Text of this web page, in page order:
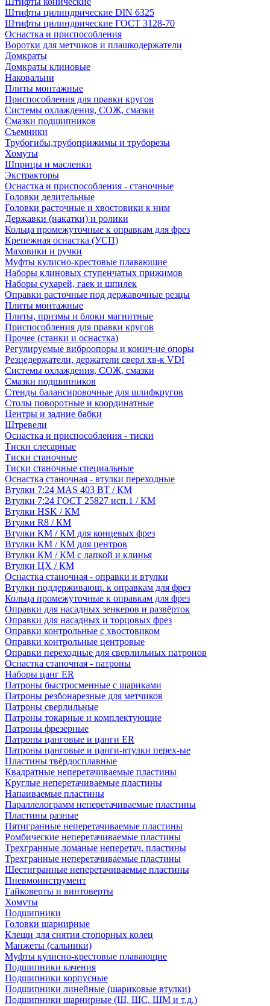
Штифты цилиндрические DIN 6325
Штифты цилиндрические ГОСТ 3128-70
Оснастка и приспособления
Воротки для метчиков и плашкодержатели
Домкраты
Домкраты клиновые
Наковальни
Плиты монтажные
Приспособления для правки кругов
Системы охлаждения, СОЖ, смазки
Смазки подшипников
Съемники
Трубогибы,трубоприжимы и труборезы
Хомуты
Шприцы и масленки
Экстракторы
Оснастка и приспособления - станочные
Головки делительные
Головки расточные и хвостовики к ним
Державки (накатки) и ролики
Кольца промежуточные к оправкам для фрез
Крепежная оснастка (УСП)
Маховики и ручки
Муфты кулисно-крестовые плавающие
Наборы клиновых ступенчатых прижимов
Наборы сухарей, гаек и шпилек
Оправки расточные под державочные резцы
Плиты монтажные
Плиты, призмы и блоки магнитные
Приспособления для правки кругов
Прочее (станки и оснастка)
Регулируемые виброопоры и конич-ие опоры
Резцедержатели, держатели сверл хв-к VDI
Системы охлаждения, СОЖ, смазки
Смазки подшипников
Стенды балансировочные для шлифкругов
Столы поворотные и координатные
Центры и задние бабки
Штревели
Оснастка и приспособления - тиски
Тиски слесарные
Тиски станочные
Тиски станочные специальные
Оснастка станочная - втулки переходные
Втулки 7:24 MAS 403 BT / КМ
Втулки 7:24 ГОСТ 25827 исп.1 / КМ
Втулки HSK / КМ
Втулки R8 / КМ
Втулки КМ / КМ для концевых фрез
Втулки КМ / КМ для центров
Втулки КМ / КМ с лапкой и клинья
Втулки ЦХ / КМ
Оснастка станочная - оправки и втулки
Втулки поддерживающ. к оправкам для фрез
Кольца промежуточные к оправкам для фрез
Оправки для насадных зенкеров и развёрток
Оправки для насадных и торцовых фрез
Оправки контрольные с хвостовиком
Оправки контрольные центровые
Оправки переходные для сверлильных патронов
Оснастка станочная - патроны
Наборы цанг ER
Патроны быстросменные с шариками
Патроны резбонарезные для метчиков
Патроны сверлильные
Патроны токарные и комплектующие
Патроны фрезерные
Патроны цанговые и цанги ER
Патроны цанговые и цанги-втулки перех-ые
Пластины твёрдосплавные
Квадратные неперетачиваемые пластины
Круглые неперетачиваемые пластины
Напаиваемые пластины
Параллелограмм неперетачиваемые пластины
Пластины разные
Пятигранные неперетачиваемые пластины
Ромбические неперетачиваемые пластины
Трехгранные ломаные неперетач. пластины
Трехгранные неперетачиваемые пластины
Шестигранные неперетачиваемые пластины
Пневмоинструмент
Гайковерты и винтоверты
Хомуты
Подшипники
Головки шарнирные
Клещи для снятия стопорных колец
Манжеты (сальники)
Муфты кулисно-крестовые плавающие
Подшипники качения
Подшипники корпусные
Подшипники линейные (шариковые втулки)
Подшипники шарнирные (Ш, ШС, ШМ и т.д.)